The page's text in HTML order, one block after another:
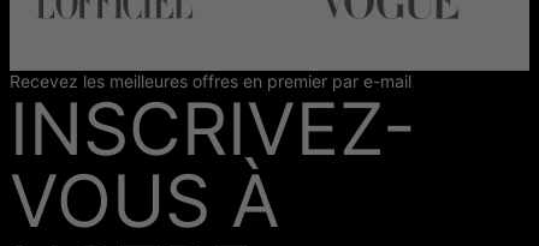
Recevez les meilleures offres en premier par e-mail
INSCRIVEZ-
VOUS À